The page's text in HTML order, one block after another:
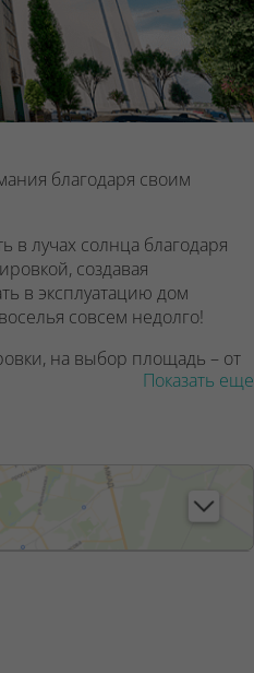
благодаря своим
в лучах солнца благодаря
создавая
в эксплуатацию дом
совсем недолго!
на выбор площадь – от
последнем этаже – 3 метра.
и большие окна с
«французские». Это значит,
парк, окна,
вид на соседние кварталы.
будет три
Показать еще